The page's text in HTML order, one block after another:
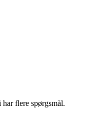
har flere spørgsmål.